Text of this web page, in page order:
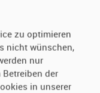
Fragen (FAQ)
zu optimieren
nicht wünschen,
nur
der
in unserer